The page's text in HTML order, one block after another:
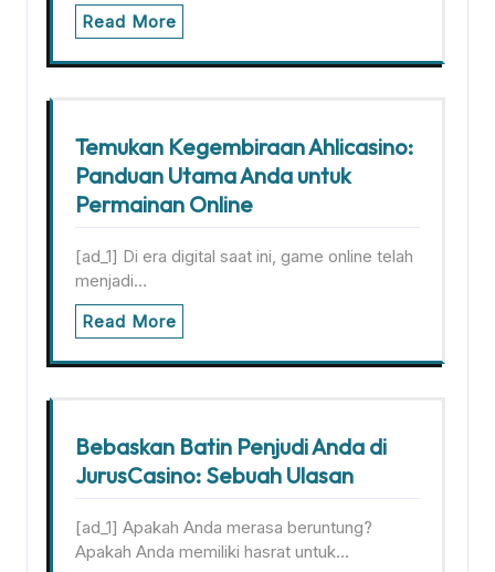
Read More
Temukan Kegembiraan Ahlicasino:
Panduan Utama Anda untuk
Permainan Online
[ad_1] Di era digital saat ini, game online telah
menjadi…
Read More
Bebaskan Batin Penjudi Anda di
JurusCasino: Sebuah Ulasan
[ad_1] Apakah Anda merasa beruntung?
Apakah Anda memiliki hasrat untuk…